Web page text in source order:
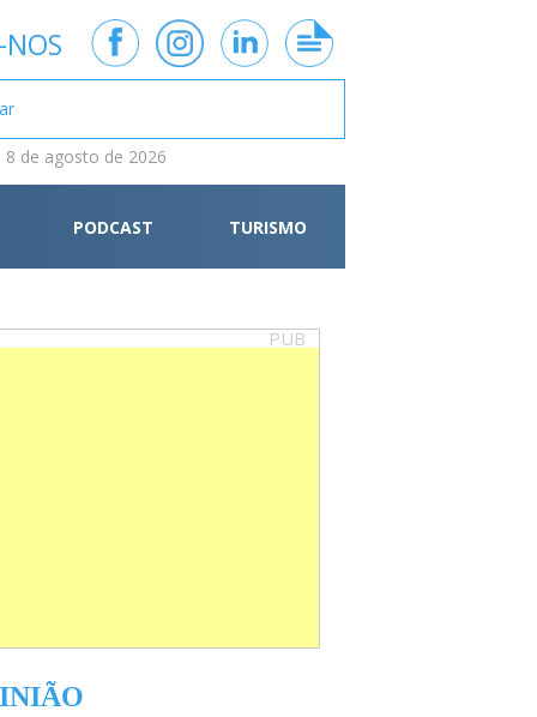
8 de agosto de 2026
PODCAST TURISMO
PUB